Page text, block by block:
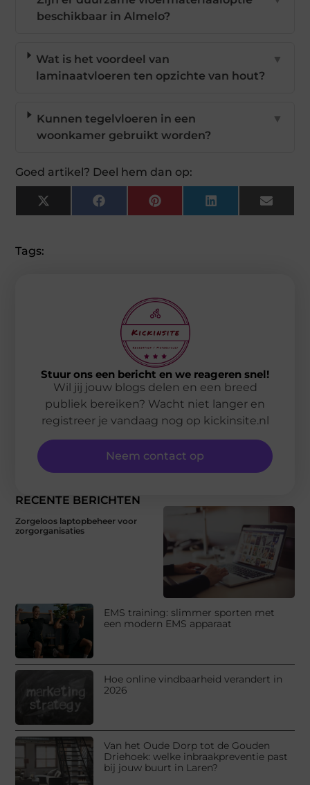
beschikbaar in Almelo?
Wat is het voordeel van
laminaatvloeren ten opzichte van hout?
▼
Kunnen tegelvloeren in een
woonkamer gebruikt worden?
▼
Goed artikel? Deel hem dan op:
X
(Twitter)
FacebookPinterestLinkedIn Email
Tags:
RECENTE BERICHTEN
Zorgeloos laptopbeheer voor
zorgorganisaties
EMS training: slimmer sporten met
een modern EMS apparaat
Hoe online vindbaarheid verandert in
2026
Van het Oude Dorp tot de Gouden
Driehoek: welke inbraakpreventie past
bij jouw buurt in Laren?
Stuur ons een bericht en we reageren snel!
Wil jij jouw blogs delen en een breed
publiek bereiken? Wacht niet langer en
registreer je vandaag nog op kickinsite.nl
Neem contact op